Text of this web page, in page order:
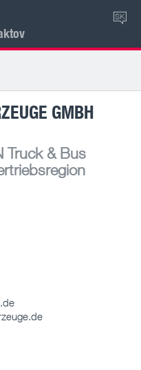
SK
GMBH
Truck & Bus